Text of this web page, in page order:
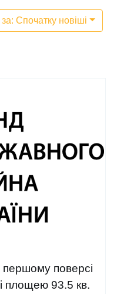
Спочатку новіші
поверсі
площею 93.5 кв.